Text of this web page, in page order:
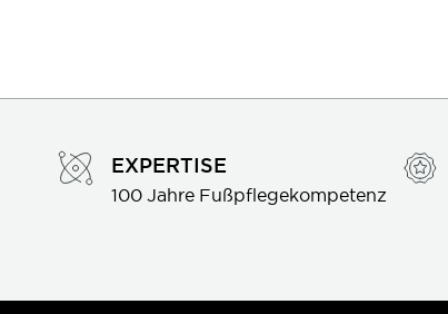
EXPERTISE
100 Jahre Fußpflegekompetenz